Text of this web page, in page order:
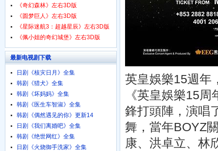
英皇娛樂15週年
《英皇娛樂15
鋒打頭陣，演唱
舞，當年BOYZ
康、洪卓立、林
《奇幻森林》左右3D版
《圆梦巨人》左右3D版
《星际迷航3：超越星辰》左右3D版
《佩小姐的奇幻城堡》左右3D版
最新电视剧下载
日剧《核灾日月》全集
韩剧《猎犬》全集
韩剧《坏妈妈》全集
韩剧《医生车智淑》全集
韩剧《偶然遇见的你》更新14
日剧《我们离婚吧》全集
韩剧《绝世网红》全集
日剧《火烧御手洗家》全集